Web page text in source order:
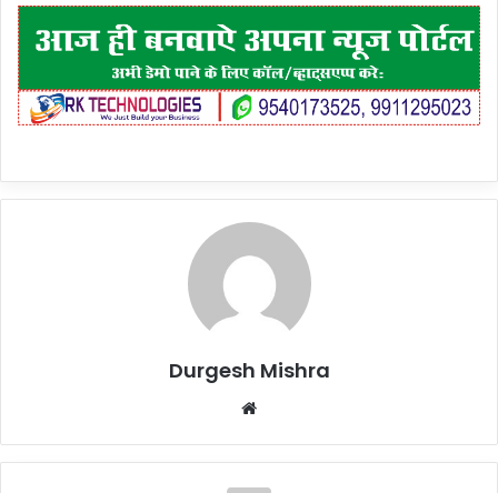
Durgesh Mishra
Website